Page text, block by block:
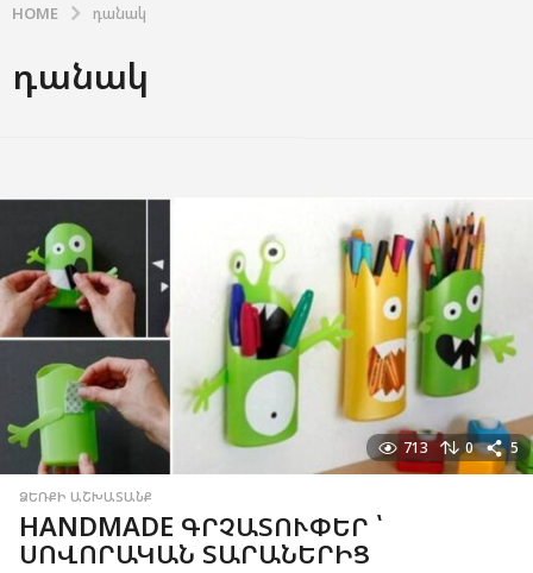
HOME դանակ
դանակ
713 0 5
ՁԵՌՔԻ ԱՇԽԱՏԱՆՔ
HANDMADE ԳՐՉԱՏՈՒՓԵՐ ՝
ՍՈՎՈՐԱԿԱՆ ՏԱՐԱՆԵՐԻՑ